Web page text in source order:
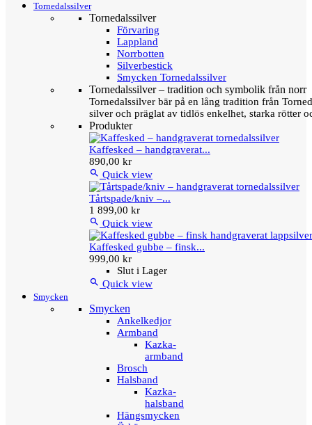
Tornedalssilver
Tornedalssilver
Förvaring
Lappland
Norrbotten
Silverbestick
Smycken Tornedalssilver
Tornedalssilver – tradition och symbolik från norr
Tornedalssilver bär på en lång tradition från
silver och präglat av tidlös enkelhet, starka rötter
Produkter
Kaffesked – handgraverat...
890,00 kr
 Quick view
Tårtspade/kniv –...
1 899,00 kr
 Quick view
Kaffesked gubbe – finsk...
999,00 kr
Slut i Lager
 Quick view
Smycken
Smycken
Ankelkedjor
Armband
Kazka-
armband
Brosch
Halsband
Kazka-
halsband
Hängsmycken